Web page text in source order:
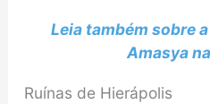
Leia também sobre
Amasya
Ruínas de Hierápolis